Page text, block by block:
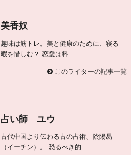
美香奴
趣味は筋トレ。美と健康のために、寝る
暇を惜しむ？ 恋愛は料...
このライターの記事一覧
占い師 ユウ
古代中国より伝わる古の占術、陰陽易
（イーチン）。 恐るべき的...